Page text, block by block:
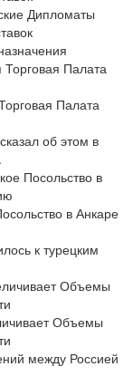
Дипломаты
Палата
об этом в
в Анкаре
к турецким
Объемы
между Россией